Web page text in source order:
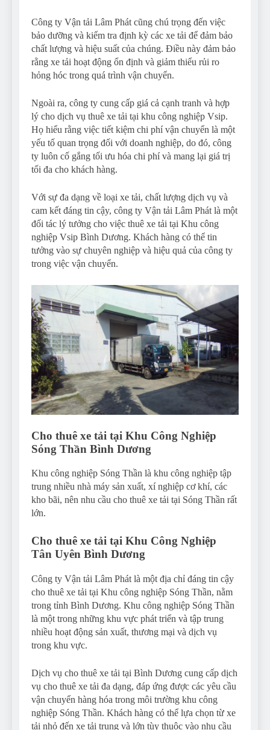
Công ty Vận tải Lâm Phát cũng chú trọng đến việc
bảo dưỡng và kiểm tra định kỳ các xe tải để đảm bảo
chất lượng và hiệu suất của chúng. Điều này đảm bảo
rằng xe tải hoạt động ổn định và giảm thiểu rủi ro
hỏng hóc trong quá trình vận chuyển.
Ngoài ra, công ty cung cấp giá cả cạnh tranh và hợp
lý cho dịch vụ thuê xe tải tại khu công nghiệp Vsip.
Họ hiểu rằng việc tiết kiệm chi phí vận chuyển là một
yếu tố quan trọng đối với doanh nghiệp, do đó, công
ty luôn cố gắng tối ưu hóa chi phí và mang lại giá trị
tối đa cho khách hàng.
Với sự đa dạng về loại xe tải, chất lượng dịch vụ và
cam kết đáng tin cậy, công ty Vận tải Lâm Phát là một
đối tác lý tưởng cho việc thuê xe tải tại Khu công
nghiệp Vsip Bình Dương. Khách hàng có thể tin
tưởng vào sự chuyên nghiệp và hiệu quả của công ty
trong việc vận chuyển.
Cho thuê xe tải tại Khu Công Nghiệp
Sóng Thần Bình Dương
Khu công nghiệp Sóng Thần là khu công nghiệp tập
trung nhiều nhà máy sản xuất, xí nghiệp cơ khí, các
kho bãi, nên nhu cầu cho thuê xe tải tại Sóng Thần rất
lớn.
Cho thuê xe tải tại Khu Công Nghiệp
Tân Uyên Bình Dương
Công ty Vận tải Lâm Phát là một địa chỉ đáng tin cậy
cho thuê xe tải tại Khu công nghiệp Sóng Thần, nằm
trong tỉnh Bình Dương. Khu công nghiệp Sóng Thần
là một trong những khu vực phát triển và tập trung
nhiều hoạt động sản xuất, thương mại và dịch vụ
trong khu vực.
Dịch vụ cho thuê xe tải tại Bình Dương cung cấp dịch
vụ cho thuê xe tải đa dạng, đáp ứng được các yêu cầu
vận chuyển hàng hóa trong môi trường khu công
nghiệp Sóng Thần. Khách hàng có thể lựa chọn từ xe
tải nhỏ đến xe tải trung và lớn tùy thuộc vào nhu cầu